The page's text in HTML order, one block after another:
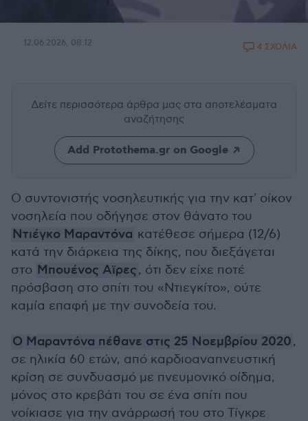
12.06.2026, 08:12 4 ΣΧΟΛΙΑ
Δείτε περισσότερα άρθρα μας στα αποτελέσματα
αναζήτησης
Add Protothema.gr on Google
Ο συντονιστής νοσηλευτικής για την κατ' οίκον
νοσηλεία που οδήγησε στον θάνατο του
Ντιέγκο Μαραντόνα κατέθεσε σήμερα (12/6)
κατά την διάρκεια της δίκης, που διεξάγεται
στο Μπουένος Αϊρες, ότι δεν είχε ποτέ
πρόσβαση στο σπίτι του «Ντιεγκίτο», ούτε
καμία επαφή με την συνοδεία του.
Ο Μαραντόνα πέθανε στις 25 Νοεμβρίου 2020,
σε ηλικία 60 ετών, από καρδιοαναπνευστική
κρίση σε συνδυασμό με πνευμονικό οίδημα,
μόνος στο κρεβάτι του σε ένα σπίτι που
νοίκιασε για την ανάρρωσή του στο Τίγκρε